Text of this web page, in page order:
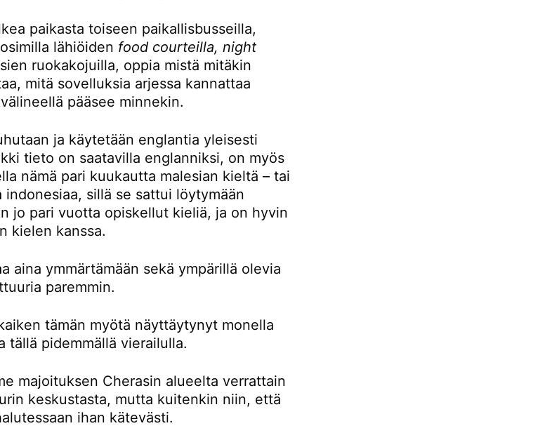
paikasta toiseen paikallisbusseilla,
lähiöiden food courteilla, night
ruokakojuilla, oppia mistä mitäkin
mitä sovelluksia arjessa kannattaa
pääsee minnekin.
ja käytetään englantia yleisesti
tieto on saatavilla englanniksi, on myös
nämä pari kuukautta malesian kieltä – tai
sillä se sattui löytymään
jo pari vuotta opiskellut kieliä, ja on hyvin
kielen kanssa.
aina ymmärtämään sekä ympärillä olevia
paremmin.
tämän myötä näyttäytynyt monella
tällä pidemmällä vierailulla.
majoituksen Cherasin alueelta verrattain
keskustasta, mutta kuitenkin niin, että
ihan kätevästi.